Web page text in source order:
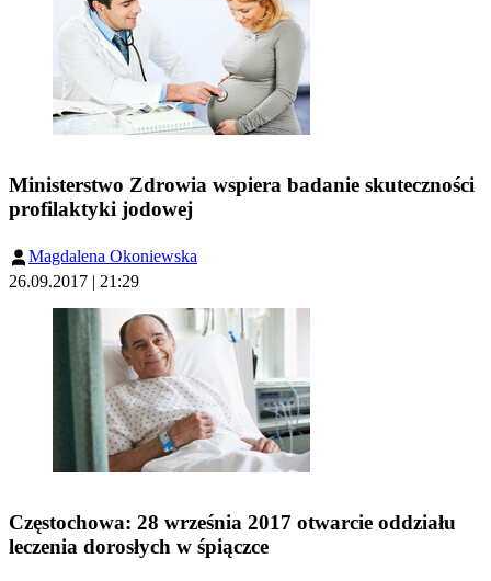
Ministerstwo Zdrowia wspiera badanie skuteczności
profilaktyki jodowej
Magdalena Okoniewska
26.09.2017 | 21:29
Częstochowa: 28 września 2017 otwarcie oddziału
leczenia dorosłych w śpiączce